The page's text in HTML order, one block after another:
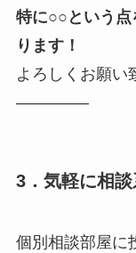
特に○○という点
ります！
よろしくお願い
————–
3．気軽に相談
個別相談部屋に